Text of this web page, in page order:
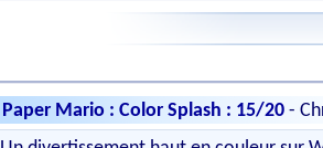
Paper Mario : Color Splash : 15/20 -